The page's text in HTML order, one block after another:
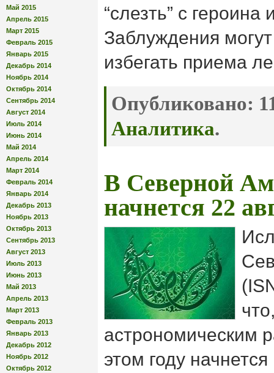
Май 2015
Апрель 2015
Март 2015
Февраль 2015
Январь 2015
Декабрь 2014
Ноябрь 2014
Октябрь 2014
Сентябрь 2014
Август 2014
Июль 2014
Июнь 2014
Май 2014
Апрель 2014
Март 2014
Февраль 2014
Январь 2014
Декабрь 2013
Ноябрь 2013
Октябрь 2013
Сентябрь 2013
Август 2013
Июль 2013
Июнь 2013
Май 2013
Апрель 2013
Март 2013
Февраль 2013
Январь 2013
Декабрь 2012
Ноябрь 2012
Октябрь 2012
“слезть” с героина
Заблуждения
избегать приема
Опубликовано:
Аналитика.
В Северной
начнется 22
астрономическим
этом году